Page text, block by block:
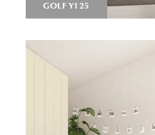
GOLF Y125